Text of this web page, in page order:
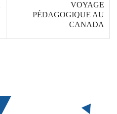
VOYAGE
PÉDAGOGIQUE AU
CANADA